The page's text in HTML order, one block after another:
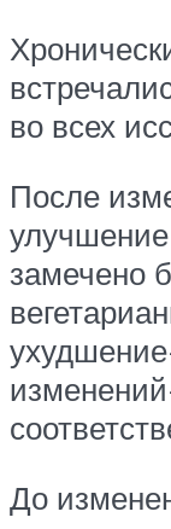
во всех
После
замечено
До